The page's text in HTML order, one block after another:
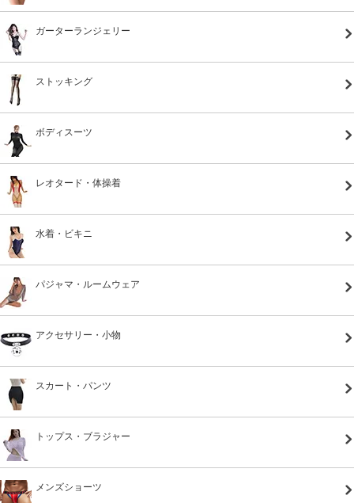
ガーターランジェリー
ストッキング
ボディスーツ
レオタード・体操着
水着・ビキニ
パジャマ・ルームウェア
アクセサリー・小物
スカート・パンツ
トップス・ブラジャー
メンズショーツ